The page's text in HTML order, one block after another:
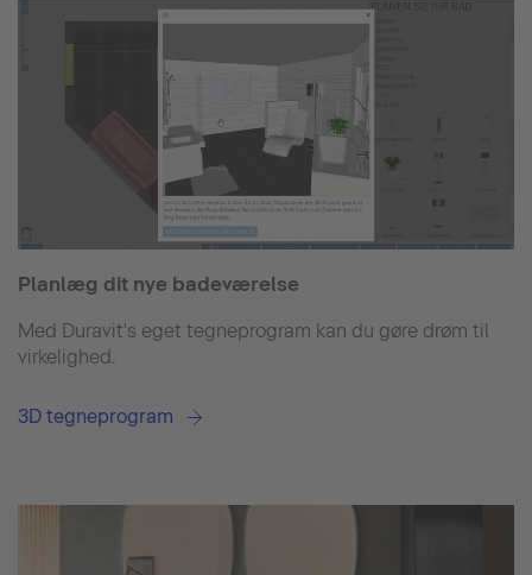
Planlæg dit nye badeværelse
Med Duravit's eget tegneprogram kan du gøre drøm til
virkelighed.
3D tegneprogram